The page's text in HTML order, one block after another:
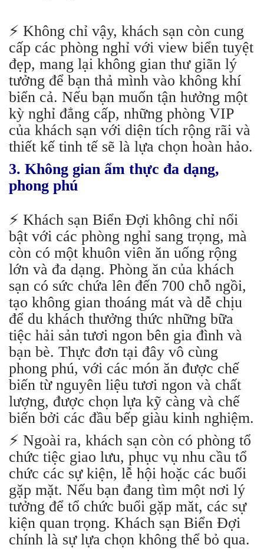
⚡️ Không chỉ vậy, khách sạn còn cung
cấp các phòng nghỉ với view biển tuyệt
đẹp, mang lại không gian thư giãn lý
tưởng để bạn thả mình vào không khí
biển cả. Nếu bạn muốn tận hưởng một
kỳ nghỉ đẳng cấp, những phòng VIP
của khách sạn với diện tích rộng rãi và
thiết kế tinh tế sẽ là lựa chọn hoàn hảo.
3. Không gian ẩm thực đa dạng,
phong phú
⚡️ Khách sạn Biển Đợi không chỉ nổi
bật với các phòng nghỉ sang trọng, mà
còn có một khuôn viên ăn uống rộng
lớn và đa dạng. Phòng ăn của khách
sạn có sức chứa lên đến 700 chỗ ngồi,
tạo không gian thoáng mát và dễ chịu
để du khách thưởng thức những bữa
tiệc hải sản tươi ngon bên gia đình và
bạn bè. Thực đơn tại đây vô cùng
phong phú, với các món ăn được chế
biến từ nguyên liệu tươi ngon và chất
lượng, được chọn lựa kỹ càng và chế
biến bởi các đầu bếp giàu kinh nghiệm.
⚡️ Ngoài ra, khách sạn còn có phòng tổ
chức tiệc giao lưu, phục vụ nhu cầu tổ
chức các sự kiện, lễ hội hoặc các buổi
gặp mặt. Nếu bạn đang tìm một nơi lý
tưởng để tổ chức buổi gặp măt, các sự
kiện quan trọng. Khách sạn Biển Đợi
chính là sự lựa chọn không thể bỏ qua.